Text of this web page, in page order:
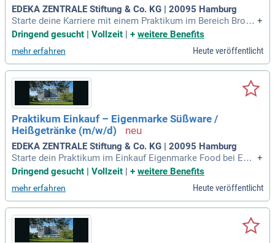
EDEKA ZENTRALE Stiftung & Co. KG | 20095 Hamburg
Starte deine Karriere mit einem Praktikum im Bereich Brot &
Backware bei der EDEKA ZENTRALE in Hamburg! Ab sofort
oder ab September 2026 hast du die Möglichkeit, für 5-6 Mo
nate ein praxisorientiertes Praktikum zu absolvieren. Werde
Teil eines der führenden Lebensmittelhändler Deutschlands
und gestalte nationale Sortimentsvorschläge aktiv mit. Du f
ührst umfassende Sortiments- und Wettbewerbsanalysen du
rch und wertest wichtige Marktforschungsdaten aus. Dabei
analysierst du das Shopper-Verhalten und identifizierst aktu
elle Trends. Nutze die Chance, Produktqualitäten in Zusam
menarbeit mit der Qualitätssicherung zu überprüfen und wer
tvolle Erfahrungen zu sammeln!
+
Dringend gesucht | Vollzeit | + weitere Benefits
mehr erfahren Heute veröffentlicht
Praktikum Einkauf – Eigenmarke Süßware /
Heißgetränke (m/w/d)
EDEKA ZENTRALE Stiftung & Co. KG | 20095 Hamburg
Starte dein Praktikum im Einkauf Eigenmarke Food bei EDE
KA ZENTRALE in Hamburg! Wir bieten dir die Möglichkeit, f
waren und Heißgetränke zu sammeln. Du wirst aktiv an Sort
iments- und Marktanalysen arbeiten und Wettbewerbsbeoba
chtungen durchführen. Zudem unterstützt du die Erstellung v
on Ausschreibungsunterlagen und Angebotsvergleichen. Nu
tze die Chance, an spannenden Neuartikel-Verkostungen teil
+
Dringend gesucht | Vollzeit
+ weitere Benefits
mehr erfahren Heute veröffentlicht